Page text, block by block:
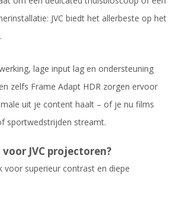
JVC biedt het allerbeste op het
lage input lag en ondersteuning
zelfs Frame Adapt HDR zorgen ervoor
uit je content haalt – of je nu films
sportwedstrijden streamt.
JVC projectoren?
voor superieur contrast en diepe